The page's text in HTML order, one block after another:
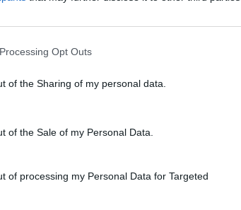
Opt Outs
of the Sharing of my personal data.
of the Sale of my Personal Data.
of processing my Personal Data for Targeted